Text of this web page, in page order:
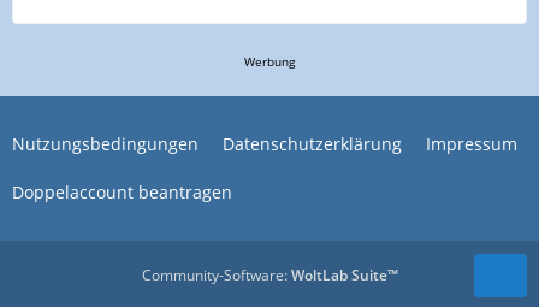
Werbung
Nutzungsbedingungen Datenschutzerklärung Impressum
Doppelaccount beantragen
Community-Software:WoltLab Suite™